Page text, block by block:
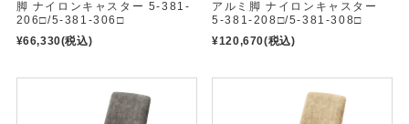
脚 ナイロンキャスター 5-381-
206□/5-381-306□
¥66,330(税込)
アルミ脚 ナイロンキャスター
5-381-208□/5-381-308□
¥120,670(税込)